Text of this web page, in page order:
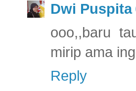
Dwi Puspita
ooo,,baru
mirip ama
Reply